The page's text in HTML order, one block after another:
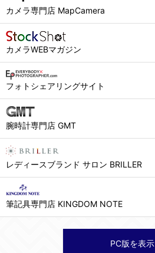
カメラ専門店 MapCamera
カメラWEBマガジン
フォトシェアリングサイト
腕時計専門店 GMT
レディースブランド サロン BRILLER
筆記具専門店 KINGDOM NOTE
PC版を表示